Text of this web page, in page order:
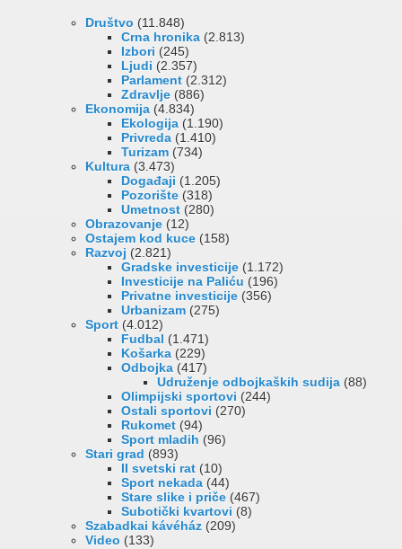
Društvo (11.848)
Crna hronika (2.813)
Izbori (245)
Ljudi (2.357)
Parlament (2.312)
Zdravlje (886)
Ekonomija (4.834)
Ekologija (1.190)
Privreda (1.410)
Turizam (734)
Kultura (3.473)
Događaji (1.205)
Pozorište (318)
Umetnost (280)
Obrazovanje (12)
Ostajem kod kuce (158)
Razvoj (2.821)
Gradske investicije (1.172)
Investicije na Paliću (196)
Privatne investicije (356)
Urbanizam (275)
Sport (4.012)
Fudbal (1.471)
Košarka (229)
Odbojka (417)
Udruženje odbojkaških sudija (88)
Olimpijski sportovi (244)
Ostali sportovi (270)
Rukomet (94)
Sport mladih (96)
Stari grad (893)
II svetski rat (10)
Sport nekada (44)
Stare slike i priče (467)
Subotički kvartovi (8)
Szabadkai kávéház (209)
Video (133)